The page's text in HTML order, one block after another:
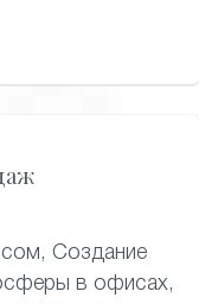
Создание
в офисах,